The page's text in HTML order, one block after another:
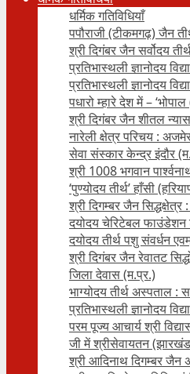
धर्मिक गतिविधियाँ
पपौराजी (टीकमगढ़) जैन
श्री दिगंबर जैन सर्वोदय
प्रतिभास्थली ज्ञानोदय
प्रतिभास्थली ज्ञानोदय
पधारो म्हारे देश में –
श्री दिगंबर जैन शीतल
नारेली क्षेत्र परिचय :
सेवा संस्कार केन्द्र इंदौर
श्री 1008 भगवान
‘पुण्योदय तीर्थ’ हाँसी
श्री दिगम्बर जैन
दयोदय चेरिटेबल फाउंडेशन
दयोदय तीर्थ पशु संवर्धन
श्री दिगंबर जैन रेवातट
जिला देवास (म.प्र.)
भाग्योदय तीर्थ अस्पताल :
प्रतिभास्थली ज्ञानोदय
परम पूज्य आचार्य श्री
जी में श्रीसेवायतन
श्री आदिनाथ दिगम्बर जैन